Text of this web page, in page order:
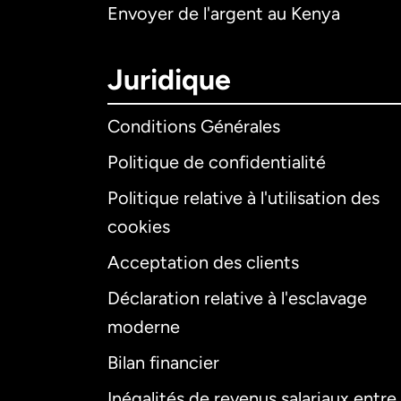
Envoyer de l'argent au Kenya
Juridique
Conditions Générales
Politique de confidentialité
Politique relative à l'utilisation des
cookies
Acceptation des clients
Déclaration relative à l'esclavage
moderne
Bilan financier